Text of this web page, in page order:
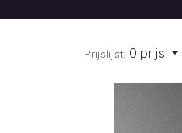
Prijslijst: 0 prijs